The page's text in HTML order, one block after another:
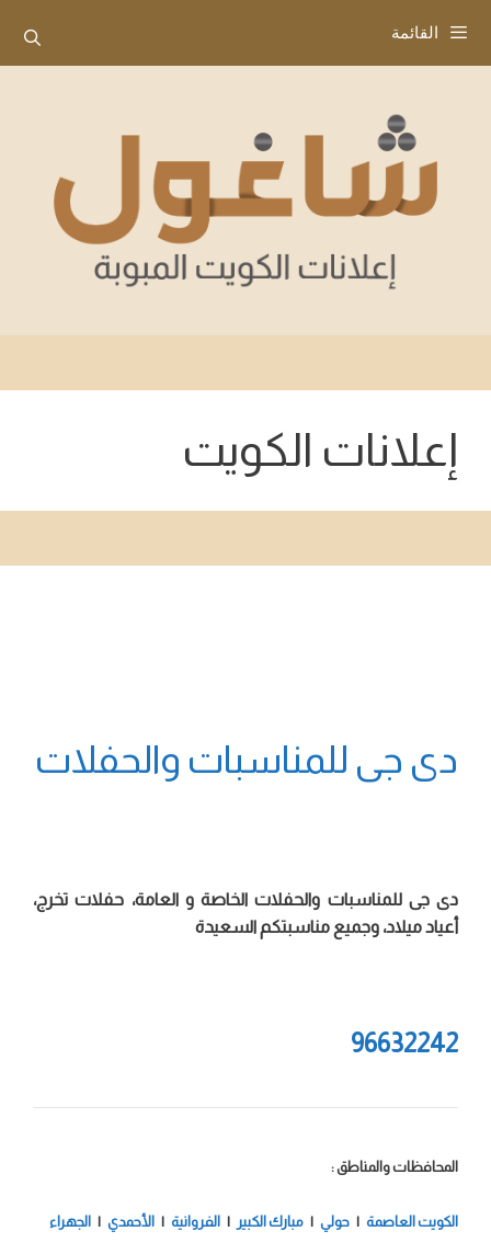
إلى
المحتوى
القائمة
إعلانات الكويت
دى جى للمناسبات والحفلات
دى جى للمناسبات والحفلات الخاصة و العامة، حفلات تخرج،
أعياد ميلاد، وجميع مناسبتكم السعيدة
96632242
المحافظات والمناطق :
الكويت العاصمة | حولي | مبارك الكبير | الفروانية | الأحمدي | الجهراء